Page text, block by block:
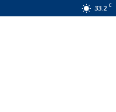
33.2 C